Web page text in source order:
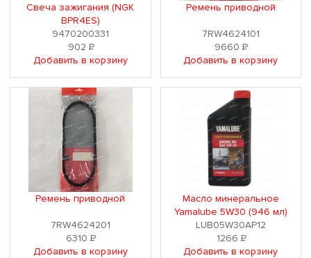
Свеча зажигания (NGK
BPR4ES)
9470200331
902 Р
Добавить в корзину
Ремень приводной
7RW4624101
9660Р
Добавить в корзину
Ремень приводной
7RW4624201
6310Р
Добавить в корзину
Масло минеральное
Yamalube 5W30 (946 мл)
LUB05W30AP12
1266 Р
Добавить в корзину